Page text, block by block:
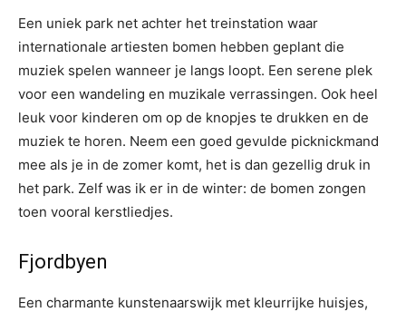
Een uniek park net achter het treinstation waar
internationale artiesten bomen hebben geplant die
muziek spelen wanneer je langs loopt. Een serene plek
voor een wandeling en muzikale verrassingen. Ook heel
leuk voor kinderen om op de knopjes te drukken en de
muziek te horen. Neem een goed gevulde picknickmand
mee als je in de zomer komt, het is dan gezellig druk in
het park. Zelf was ik er in de winter: de bomen zongen
toen vooral kerstliedjes.
Fjordbyen
Een charmante kunstenaarswijk met kleurrijke huisjes,